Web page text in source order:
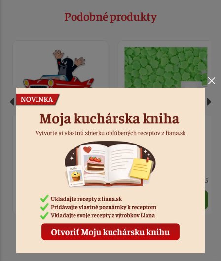
Podobné produkty
Posyp stromčeky zelené
Kód: 5025
Zápich - kocky 4 ks
papier
3 ks Kód: 6093